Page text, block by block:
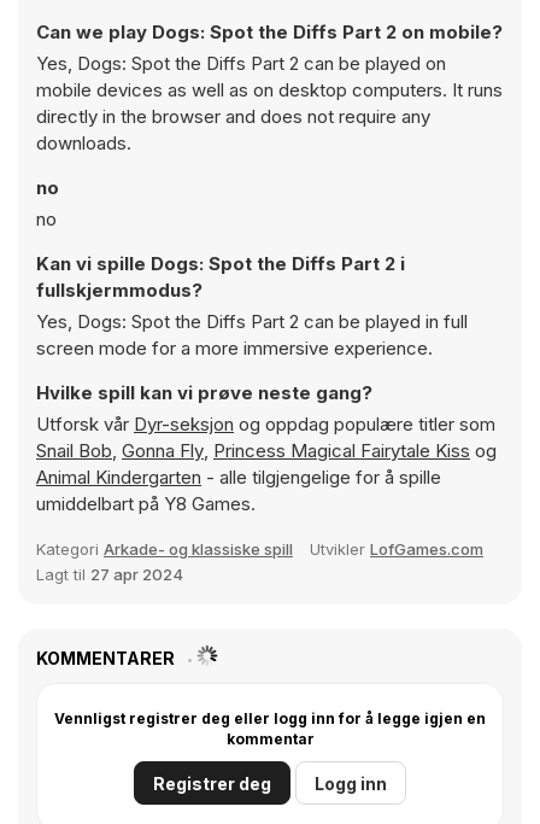
Can we play Dogs: Spot the Diffs Part 2 on mobile?
Yes, Dogs: Spot the Diffs Part 2 can be played on
mobile devices as well as on desktop computers. It runs
directly in the browser and does not require any
downloads.
no
no
Kan vi spille Dogs: Spot the Diffs Part 2 i
fullskjermmodus?
Yes, Dogs: Spot the Diffs Part 2 can be played in full
screen mode for a more immersive experience.
Hvilke spill kan vi prøve neste gang?
Utforsk vår Dyr-seksjon og oppdag populære titler som
Snail Bob, Gonna Fly, Princess Magical Fairytale Kiss og
Animal Kindergarten - alle tilgjengelige for å spille
umiddelbart på Y8 Games.
Kategori Arkade- og klassiske spill Utvikler LofGames.com
Lagt til 27 apr 2024
KOMMENTARER
Vennligst registrer deg eller logg inn for å legge igjen en
kommentar
Registrer deg Logg inn